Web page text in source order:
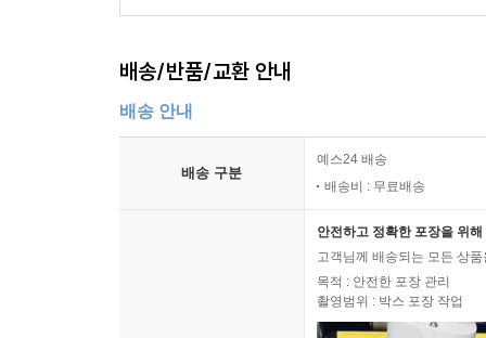
배송/반품/교환 안내
배송 안내
배송 구분
예스24 배송
배송비 : 무료배송
안전하고 정확한 포장을 위
고객님께 배송되는 모든 상
목적 : 안전한 포장 관리
촬영범위 : 박스 포장 작업